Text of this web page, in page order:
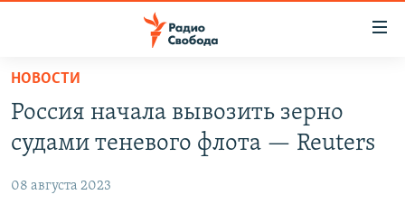
упрощенного
доступа
основному
АВТОРСКИЕ ПРОЕКТЫ
ЦИТАТЫ СВОБОДЫ
НОВОСТИ
Россия начала вывозить зерно
судами теневого флота — Reuters
08 августа 2023